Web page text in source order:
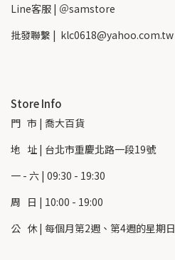
Line客服 | ＠samstore
批發聯繫 |  klc0618@yahoo.com.tw
Store Info
門   市 | 喬大百貨
地   址 | 台北市重慶北路一段19號
一 - 六 | 09:30 - 19:30
周   日 | 10:00 - 19:00
公   休 | 每個月第2週、第4週的星期日